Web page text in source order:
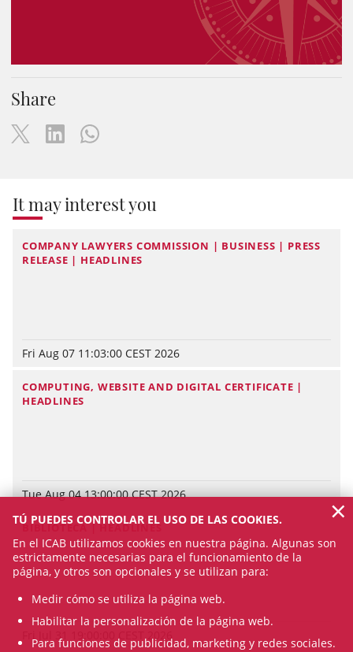
Share
It may interest you
COMPANY LAWYERS COMMISSION | BUSINESS | PRESS
RELEASE | HEADLINES
Fri Aug 07 11:03:00 CEST 2026
COMPUTING, WEBSITE AND DIGITAL CERTIFICATE |
HEADLINES
Tue Aug 04 13:00:00 CEST 2026
BIBLIOTECA | HEADLINES
Fri Jul 31 19:00:00 CEST 2026
TÚ PUEDES CONTROLAR EL USO DE LAS COOKIES.
En el ICAB utilizamos cookies en nuestra página. Algunas son
estrictamente necesarias para el funcionamiento de la
página, y otros son opcionales y se utilizan para:
Medir cómo se utiliza la página web.
Habilitar la personalización de la página web.
Para funciones de publicidad, marketing y redes sociales.
×